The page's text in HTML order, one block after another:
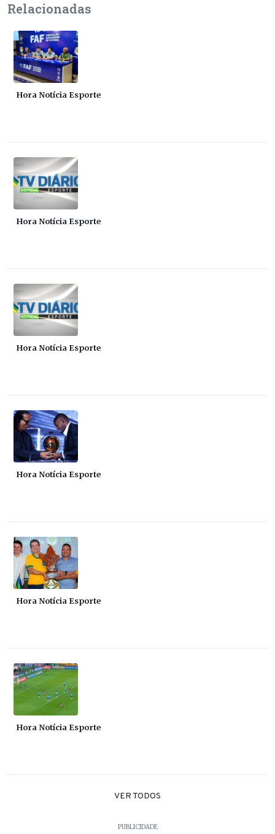
Relacionadas
Hora Notícia Esporte
Hora Notícia Esporte
Hora Notícia Esporte
Hora Notícia Esporte
Hora Notícia Esporte
Hora Notícia Esporte
VER TODOS
PUBLICIDADE